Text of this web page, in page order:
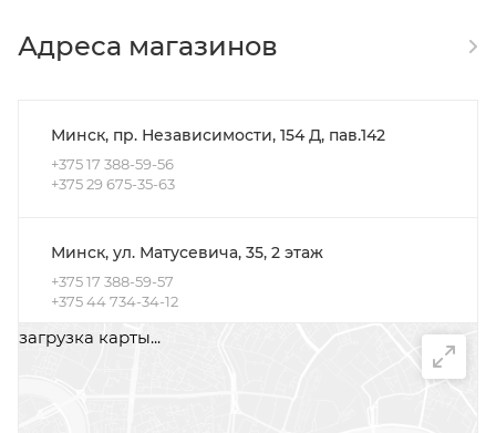
Адреса магазинов
Минск, пр. Независимости, 154 Д, пав.142
+375 17 388-59-56
+375 29 675-35-63
Минск, ул. Матусевича, 35, 2 этаж
+375 17 388-59-57
+375 44 734-34-12
загрузка карты...